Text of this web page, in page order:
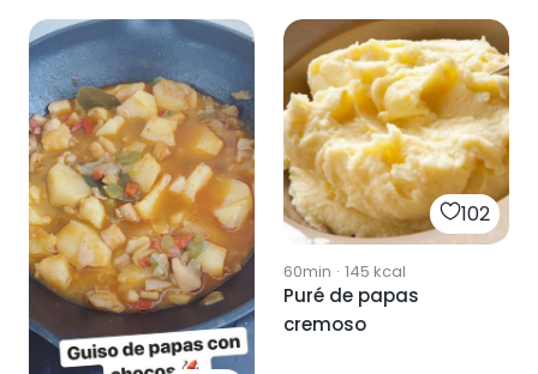
102
60min · 145 kcal
Puré de papas
cremoso